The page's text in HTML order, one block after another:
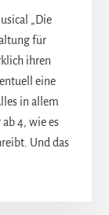
„Die
für
ihren
eine
in allem
4, wie es
Und das